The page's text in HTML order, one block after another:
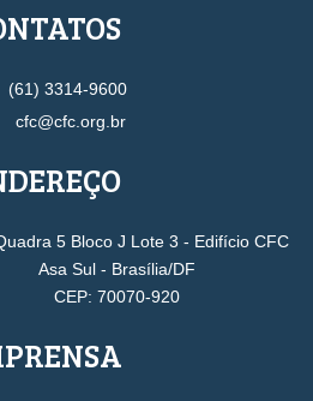
(61) 3314-9600
cfc@cfc.org.br
5 Bloco J Lote 3 - Edifício CFC
Asa Sul - Brasília/DF
CEP: 70070-920